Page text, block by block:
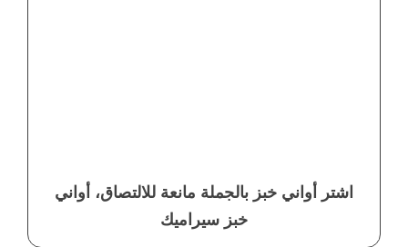
اشتر أواني خبز بالجملة مانعة للالتصاق، أواني
خبز سيراميك